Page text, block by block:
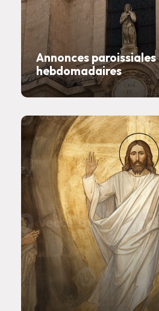
Annonces paroissiales
hebdomadaires